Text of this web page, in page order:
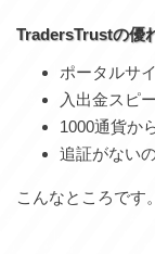
TradersTrustの優
ポータルサ
入出金スピ
1000通貨か
追証がない
こんなところです。